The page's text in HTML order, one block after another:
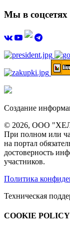
Мы в соцсетях
Создание
© 2026, ООО
При полном или
на портал
достоверность
участников.
Политика
Техническая
COOKIE POLICY